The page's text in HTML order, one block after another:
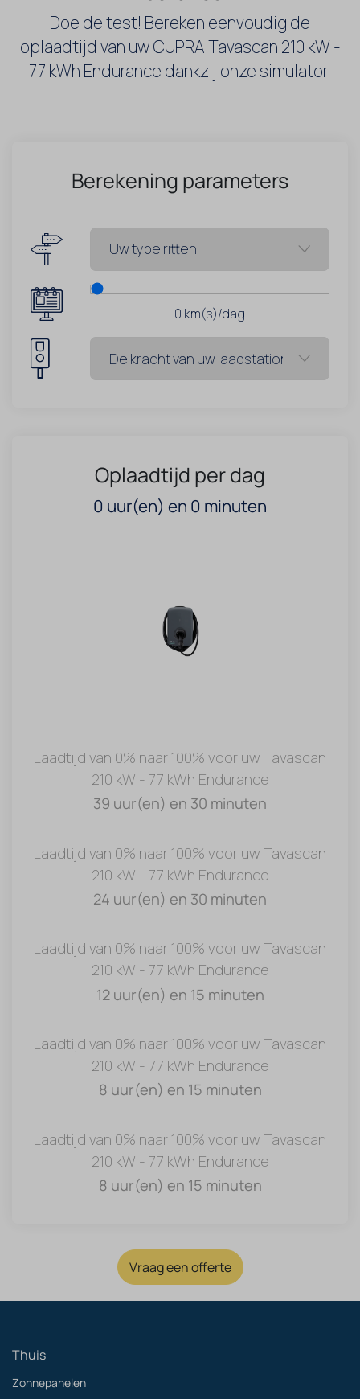
Doe de test! Bereken eenvoudig de
oplaadtijd van uw CUPRA Tavascan 210 kW -
77 kWh Endurance dankzij onze simulator.
Berekening parameters
0 km(s)/dag
Oplaadtijd per dag
0 uur(en) en 0 minuten
Laadtijd van 0% naar 100% voor uw Tavascan
210 kW - 77 kWh Endurance
39 uur(en) en 30 minuten
Laadtijd van 0% naar 100% voor uw Tavascan
210 kW - 77 kWh Endurance
24 uur(en) en 30 minuten
Laadtijd van 0% naar 100% voor uw Tavascan
210 kW - 77 kWh Endurance
12 uur(en) en 15 minuten
Laadtijd van 0% naar 100% voor uw Tavascan
210 kW - 77 kWh Endurance
8 uur(en) en 15 minuten
Laadtijd van 0% naar 100% voor uw Tavascan
210 kW - 77 kWh Endurance
8 uur(en) en 15 minuten
Vraag een offerte
Thuis
Zonnepanelen